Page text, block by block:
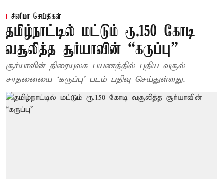
சினிமா செய்திகள்
தமிழ்நாட்டில் மட்டும் ரூ.150 கோடி
வசூலித்த சூர்யாவின் “கருப்பு”
சூர்யாவின் திரையுலக பயணத்தில் புதிய வசூல்
சாதனையை ‘கருப்பு’ படம் பதிவு செய்துள்ளது.